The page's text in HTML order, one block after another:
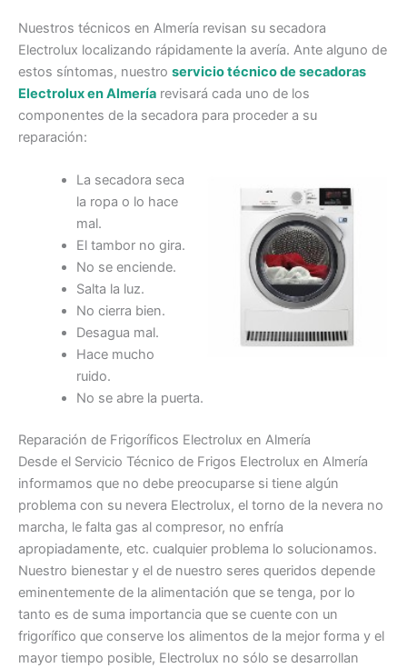
Nuestros técnicos en Almería revisan su secadora
Electrolux localizando rápidamente la avería. Ante alguno de
estos síntomas, nuestro servicio técnico de secadoras
Electrolux en Almería revisará cada uno de los
componentes de la secadora para proceder a su
reparación:
La secadora seca
la ropa o lo hace
mal.
El tambor no gira.
No se enciende.
Salta la luz.
No cierra bien.
Desagua mal.
Hace mucho
ruido.
No se abre la puerta.
Reparación de Frigoríficos Electrolux en Almería
Desde el Servicio Técnico de Frigos Electrolux en Almería
informamos que no debe preocuparse si tiene algún
problema con su nevera Electrolux, el torno de la nevera no
marcha, le falta gas al compresor, no enfría
apropiadamente, etc. cualquier problema lo solucionamos.
Nuestro bienestar y el de nuestro seres queridos depende
eminentemente de la alimentación que se tenga, por lo
tanto es de suma importancia que se cuente con un
frigorífico que conserve los alimentos de la mejor forma y el
mayor tiempo posible, Electrolux no sólo se desarrollan